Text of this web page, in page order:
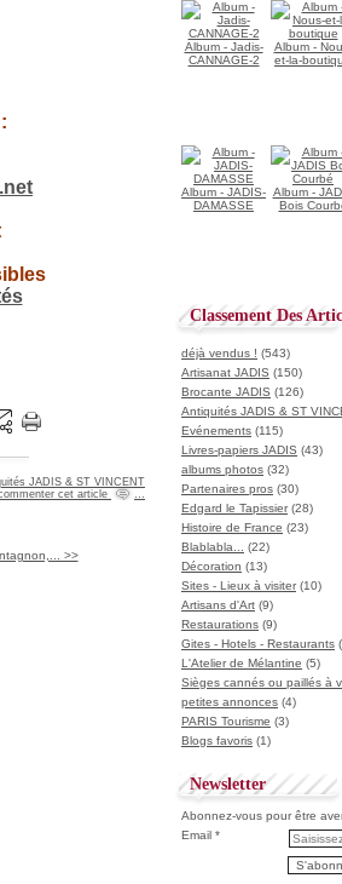
JADIS & ST VINCENT
cet article
>>
Album - Jadis-
CANNAGE-2
Album -
et-la-
Album - JADIS-
DAMASSE
Album -
Bois
Classement Des
déjà vendus ! (543)
Artisanat JADIS (150)
Brocante JADIS (126)
Antiquités JADIS & ST
Evénements (115)
Livres-papiers JADIS (43)
albums photos (32)
Partenaires pros (30)
Edgard le Tapissier(28)
Histoire de France (23)
Blablabla...
(22)
Décoration (13)
Sites - Lieux à visiter(10)
Artisans d'Art (9)
Restaurations (9)
Gites - Hotels - Restaurants
L'Atelier de Mélantine (5)
Sièges cannés ou paillés à
petites annonces (4)
PARIS Tourisme (3)
Blogs favoris (1)
Newsletter
Abonnez-vous pour être
Email